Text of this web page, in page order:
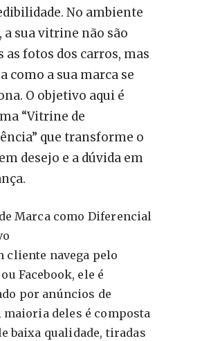
No ambiente
a sua vitrine não são
as fotos dos carros, mas
como a sua marca se
O objetivo aqui é
“Vitrine de
que transforme o
desejo e a dúvida em
Marca como Diferencial
cliente navega pelo
Facebook, ele é
por anúncios de
maioria deles é composta
baixa qualidade, tiradas